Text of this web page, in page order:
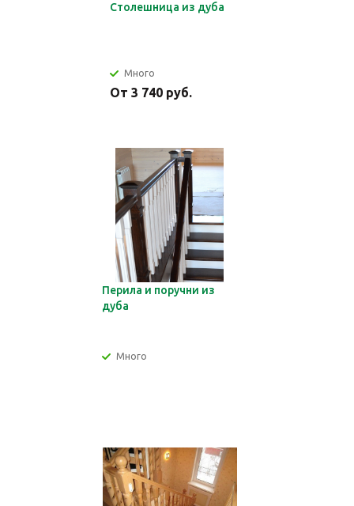
Столешница из дуба
Много
От 3 740 руб.
Перила и поручни из
дуба
Много